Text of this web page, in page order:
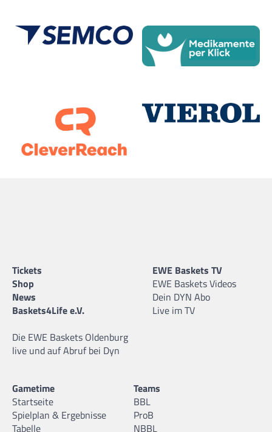
Tickets
Shop
News
Baskets4Life e.V.
Die EWE Baskets Oldenburg
live und auf Abruf bei Dyn
EWE Baskets TV
EWE Baskets Videos
Dein DYN Abo
Live im TV
Gametime
Startseite
Spielplan & Ergebnisse
Tabelle
Teams
BBL
ProB
NBBL